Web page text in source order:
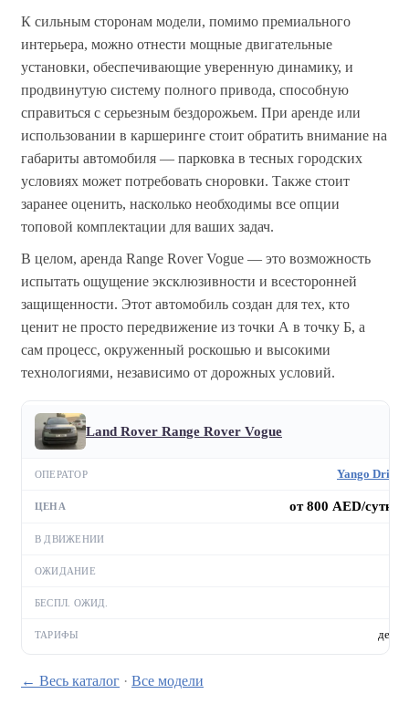
К сильным сторонам модели, помимо премиального
интерьера, можно отнести мощные двигательные
установки, обеспечивающие уверенную динамику, и
продвинутую систему полного привода, способную
справиться с серьезным бездорожьем. При аренде или
использовании в каршеринге стоит обратить внимание на
габариты автомобиля — парковка в тесных городских
условиях может потребовать сноровки. Также стоит
заранее оценить, насколько необходимы все опции
топовой комплектации для ваших задач.
В целом, аренда Range Rover Vogue — это возможность
испытать ощущение эксклюзивности и всесторонней
защищенности. Этот автомобиль создан для тех, кто
ценит не просто передвижение из точки А в точку Б, а
сам процесс, окруженный роскошью и высокими
технологиями, независимо от дорожных условий.
Land Rover Range Rover Vogue
Yango Drive
от 800 AED/сутки
день
← Весь каталог · Все модели